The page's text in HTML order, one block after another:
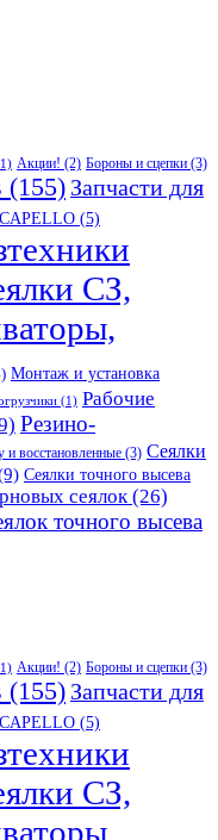
Акции! (2) Бороны и сцепки (3)
(155) Запчасти для
(5)
СЗ,
Монтаж и установка
(1) Рабочие
Резино-
и восстановленные (3) Сеялки
Сеялки точного высева
сеялок(26)
точного высева
Акции! (2) Бороны и сцепки (3)
(155) Запчасти для
(5)
СЗ,